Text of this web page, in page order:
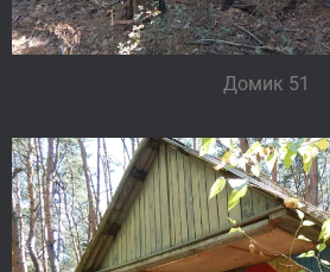
Домик 51